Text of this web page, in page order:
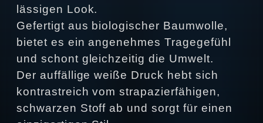
lässigen Look.
Gefertigt aus biologischer Baumwolle,
bietet es ein angenehmes Tragegefühl
und schont gleichzeitig die Umwelt.
Der auffällige weiße Druck hebt sich
kontrastreich vom strapazierfähigen,
schwarzen Stoff ab und sorgt für einen